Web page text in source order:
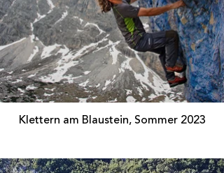
Klettern am Blaustein, Sommer 2023